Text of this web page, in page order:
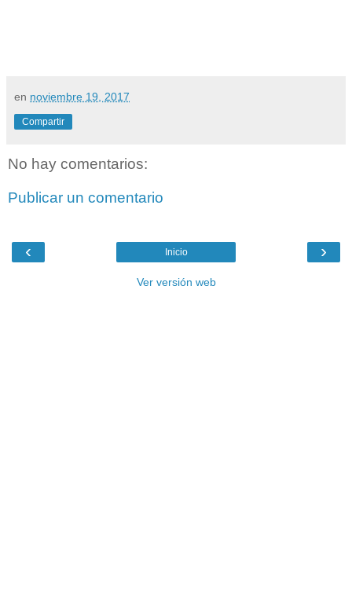
en noviembre 19, 2017
Compartir
No hay comentarios:
Publicar un comentario
‹ ›
Inicio
Ver versión web